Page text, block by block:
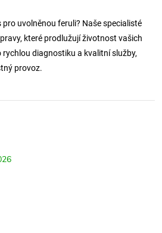
uvolněnou feruli? Naše specialisté
které prodlužují životnost vašich
diagnostiku a kvalitní služby,
provoz.